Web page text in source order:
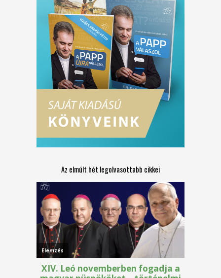
Az elmúlt hét legolvasottabb cikkei